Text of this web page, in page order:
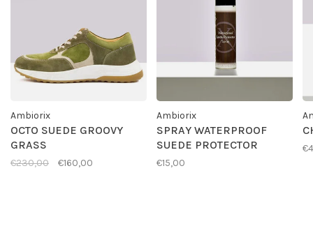
Ambiorix
OCTO SUEDE GROOVY
GRASS
€230,00 €160,00
Ambiorix
SPRAY WATERPROOF
SUEDE PROTECTOR
€15,00